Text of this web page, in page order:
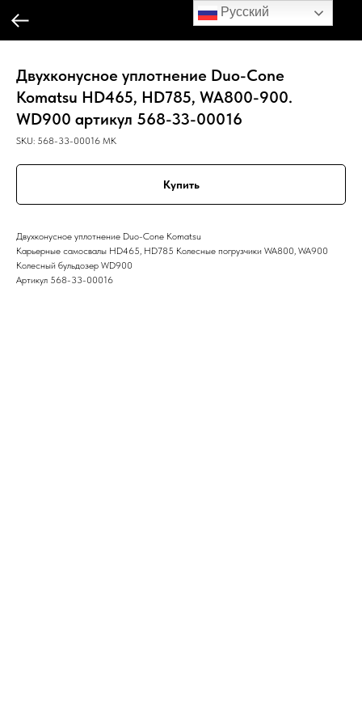
Русский
Двухконусное уплотнение Duo-Cone
Komatsu HD465, HD785, WA800-900.
WD900 артикул 568-33-00016
SKU: 568-33-00016 MK
Купить
Двухконусное уплотнение Duo-Cone Komatsu
Карьерные самосвалы HD465, HD785 Колесные погрузчики WA800, WA900
Колесный бульдозер WD900
Артикул 568-33-00016